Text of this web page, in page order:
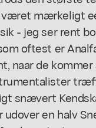
været mærkeligt
- jeg ser rent
oftest er
naar de
snævert
udover en halv